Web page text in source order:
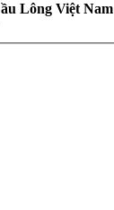
Lông Việt Nam